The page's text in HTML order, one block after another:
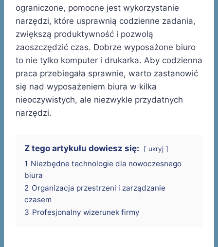
ograniczone, pomocne jest wykorzystanie
narzędzi, które usprawnią codzienne zadania,
zwiększą produktywność i pozwolą
zaoszczędzić czas. Dobrze wyposażone biuro
to nie tylko komputer i drukarka. Aby codzienna
praca przebiegała sprawnie, warto zastanowić
się nad wyposażeniem biura w kilka
nieoczywistych, ale niezwykle przydatnych
narzędzi.
Z tego artykułu dowiesz się: ukryj
1 Niezbędne technologie dla nowoczesnego
biura
2 Organizacja przestrzeni i zarządzanie
czasem
3 Profesjonalny wizerunek firmy